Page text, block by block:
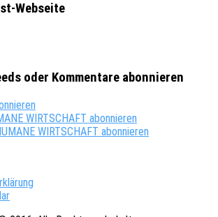
Webseite
oder Kommentare abonnieren